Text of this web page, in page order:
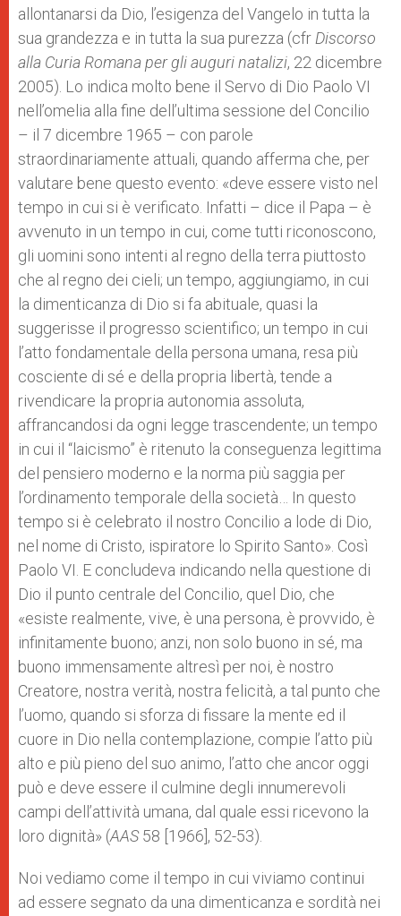
allontanarsi da Dio, l’esigenza del Vangelo in tutta la
sua grandezza e in tutta la sua purezza (cfr Discorso
alla Curia Romana per gli auguri natalizi, 22 dicembre
2005). Lo indica molto bene il Servo di Dio Paolo VI
nell’omelia alla fine dell’ultima sessione del Concilio
– il 7 dicembre 1965 – con parole
straordinariamente attuali, quando afferma che, per
valutare bene questo evento: «deve essere visto nel
tempo in cui si è verificato. Infatti – dice il Papa – è
avvenuto in un tempo in cui, come tutti riconoscono,
gli uomini sono intenti al regno della terra piuttosto
che al regno dei cieli; un tempo, aggiungiamo, in cui
la dimenticanza di Dio si fa abituale, quasi la
suggerisse il progresso scientifico; un tempo in cui
l’atto fondamentale della persona umana, resa più
cosciente di sé e della propria libertà, tende a
rivendicare la propria autonomia assoluta,
affrancandosi da ogni legge trascendente; un tempo
in cui il “laicismo” è ritenuto la conseguenza legittima
del pensiero moderno e la norma più saggia per
l’ordinamento temporale della società… In questo
tempo si è celebrato il nostro Concilio a lode di Dio,
nel nome di Cristo, ispiratore lo Spirito Santo». Così
Paolo VI. E concludeva indicando nella questione di
Dio il punto centrale del Concilio, quel Dio, che
«esiste realmente, vive, è una persona, è provvido, è
infinitamente buono; anzi, non solo buono in sé, ma
buono immensamente altresì per noi, è nostro
Creatore, nostra verità, nostra felicità, a tal punto che
l’uomo, quando si sforza di fissare la mente ed il
cuore in Dio nella contemplazione, compie l’atto più
alto e più pieno del suo animo, l’atto che ancor oggi
può e deve essere il culmine degli innumerevoli
campi dell’attività umana, dal quale essi ricevono la
loro dignità» (AAS58 [1966], 52-53).
Noi vediamo come il tempo in cui viviamo continui
ad essere segnato da una dimenticanza e sordità nei